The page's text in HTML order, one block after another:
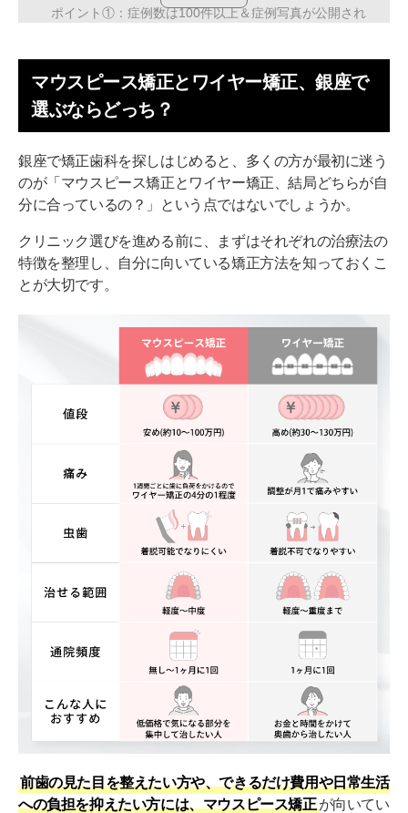
ポイント①：症例数は100件以上＆症例写真が公開され
ポイント③：2件以上のクリニックを比較する
銀座の矯正歯科おすすめ7医院
【銀座駅徒歩3分】東京銀座有楽町矯正歯科
【銀座駅徒歩3分】銀座矯正歯科
【銀座駅徒歩2分】ユニゾン矯正歯科 銀座6丁目
【銀座駅徒歩2分】東京加悦矯正歯科クリニック
【銀座駅徒歩5分】新橋銀座しらゆり歯科
【銀座駅徒歩5分】アニバーサリーデンタルギンザ
【銀座駅徒歩4分】銀座大山歯科・矯正歯科クリニック
【銀座駅徒歩1分】銀座並木通り歯科
よく比較して自分に合う銀座の矯正歯科を選ぼう
【通わずに自宅で矯正】銀座エリアのOh my teeth
マウスピース矯正とワイヤー矯正、銀座で
選ぶならどっち？
銀座で矯正歯科を探しはじめると、多くの方が最初に迷う
のが「マウスピース矯正とワイヤー矯正、結局どちらが自
分に合っているの？」という点ではないでしょうか。
クリニック選びを進める前に、まずはそれぞれの治療法の
特徴を整理し、自分に向いている矯正方法を知っておくこ
とが大切です。
前歯の見た目を整えたい方や、できるだけ費用や日常生活
への負担を抑えたい方には、マウスピース矯正が向いてい